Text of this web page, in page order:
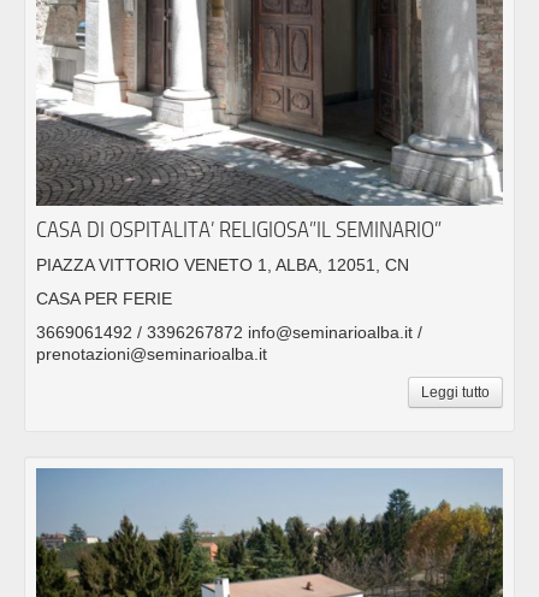
CASA DI OSPITALITA’ RELIGIOSA”IL SEMINARIO”
PIAZZA VITTORIO VENETO 1, ALBA, 12051, CN
CASA PER FERIE
3669061492 / 3396267872 info@seminarioalba.it /
prenotazioni@seminarioalba.it
Leggi tutto